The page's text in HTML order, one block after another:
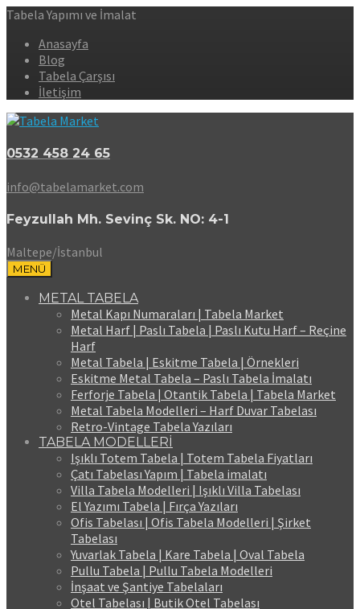
Tabela Yapımı ve İmalat
Anasayfa
Blog
Tabela Çarşısı
İletişim
0532 458 24 65
info@tabelamarket.com
Feyzullah Mh. Sevinç Sk. NO: 4-1
Maltepe/İstanbul
MENÜ
METAL TABELA
Metal Kapı Numaraları | Tabela Market
Metal Harf | Paslı Tabela | Paslı Kutu Harf – Reçine
Harf
Metal Tabela | Eskitme Tabela | Örnekleri
Eskitme Metal Tabela – Paslı Tabela İmalatı
Ferforje Tabela | Otantik Tabela | Tabela Market
Metal Tabela Modelleri – Harf Duvar Tabelası
Retro-Vintage Tabela Yazıları
TABELA MODELLERİ
Işıklı Totem Tabela | Totem Tabela Fiyatları
Çatı Tabelası Yapım | Tabela imalatı
Villa Tabela Modelleri | Işıklı Villa Tabelası
El Yazımı Tabela | Fırça Yazıları
Ofis Tabelası | Ofis Tabela Modelleri | Şirket
Tabelası
Yuvarlak Tabela | Kare Tabela | Oval Tabela
Pullu Tabela | Pullu Tabela Modelleri
İnşaat ve Şantiye Tabelaları
Otel Tabelası | Butik Otel Tabelası